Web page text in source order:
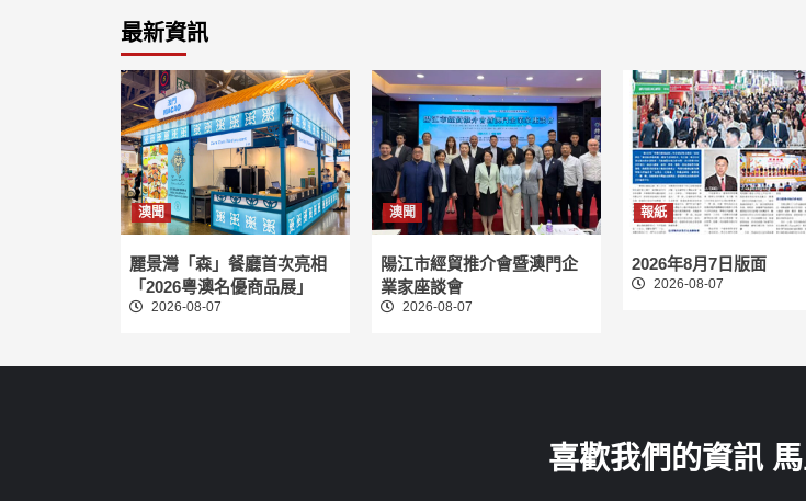
最新資訊
澳聞
麗景灣「森」餐廳首次亮相
「2026粵澳名優商品展」
2026-08-07
澳聞
陽江市經貿推介會暨澳門企
業家座談會
2026-08-07
報紙
2026年8月7日版面
2026-08-07
喜歡我們的資訊 馬